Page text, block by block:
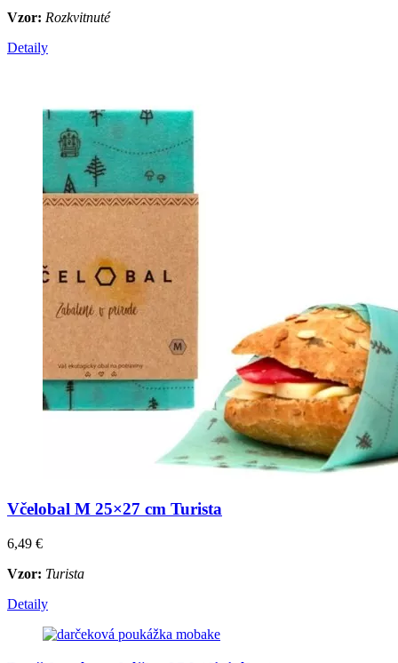
Vzor: Rozkvitnuté
Detaily
Včelobal M 25×27 cm Turista
6,49 €
Vzor: Turista
Detaily